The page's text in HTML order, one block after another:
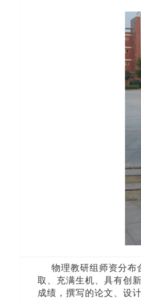
物理教研组师资分布
取、充满生机、具有创
成绩，撰写的论文、设